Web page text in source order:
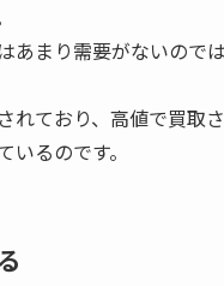
あまり需要がないの
れており、高値で買取
るのです。